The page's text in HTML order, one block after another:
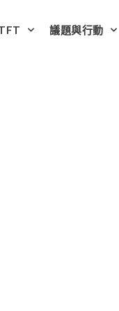
議題與行動